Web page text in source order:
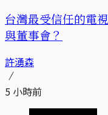
台灣最受信任的電
與董事會？
許湧森
5 小時前